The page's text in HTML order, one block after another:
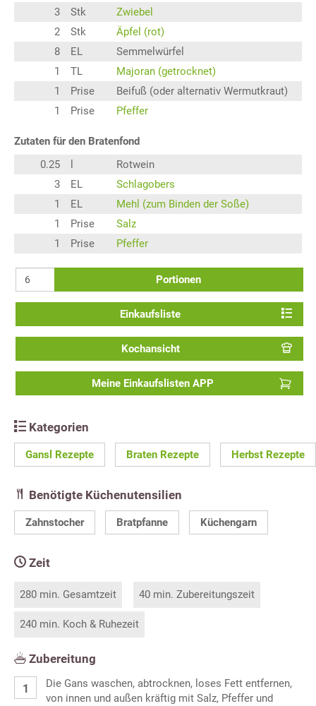
3
Stk
Zwiebel
2
Stk
Äpfel (rot)
8
EL
Semmelwürfel
1
TL
Majoran (getrocknet)
1
Prise
Beifuß (oder alternativ Wermutkraut)
1
Prise Pfeffer
Zutaten für den Bratenfond
0.25
Rotwein
3
EL
Schlagobers
1
EL
Mehl (zum Binden der Soße)
1
Prise
Salz
1
Prise Pfeffer
Portionen
Einkaufsliste
Kochansicht
Meine Einkaufslisten APP
Kategorien
Gansl Rezepte Braten Rezepte Herbst Rezepte
Benötigte Küchenutensilien
Zahnstocher Bratpfanne Küchengarn
Zeit
280 min. Gesamtzeit 40 min. Zubereitungszeit
240 min. Koch & Ruhezeit
Zubereitung
Die Gans waschen, abtrocknen, loses Fett entfernen,
von innen und außen kräftig mit Salz, Pfeffer und